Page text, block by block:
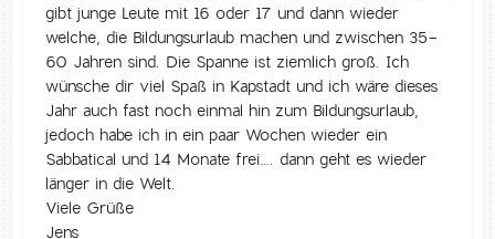
gibt junge Leute mit 16 oder 17 und dann wieder
welche, die Bildungsurlaub machen und zwischen 35-
60 Jahren sind. Die Spanne ist ziemlich groß. Ich
wünsche dir viel Spaß in Kapstadt und ich wäre dieses
Jahr auch fast noch einmal hin zum Bildungsurlaub,
jedoch habe ich in ein paar Wochen wieder ein
Sabbatical und 14 Monate frei…. dann geht es wieder
länger in die Welt.
Viele Grüße
Jens